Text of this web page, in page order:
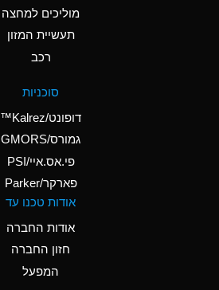
Ammonium Nitrite
Ammonium Persulfate
Ammonium Phosphate
A
Ammonium Sulfate
A
Amyl Acetate (Banana
מוליכים למחצה
תעשיית המזון
רכב
סוכניות
דופונט/Kalrez™
גמורס/GMORS
פי.אס.איי/PSI
פארקר/Parker
אודות טכנו עד
אודות החברה
חזון החברה
המפעל